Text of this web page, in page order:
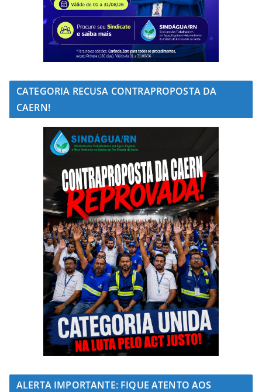
CATEGORIA RECUSA CONTRAPROPOSTA DA
CAERN!
ALERTA IMPORTANTE: FIQUE ATENTO AOS